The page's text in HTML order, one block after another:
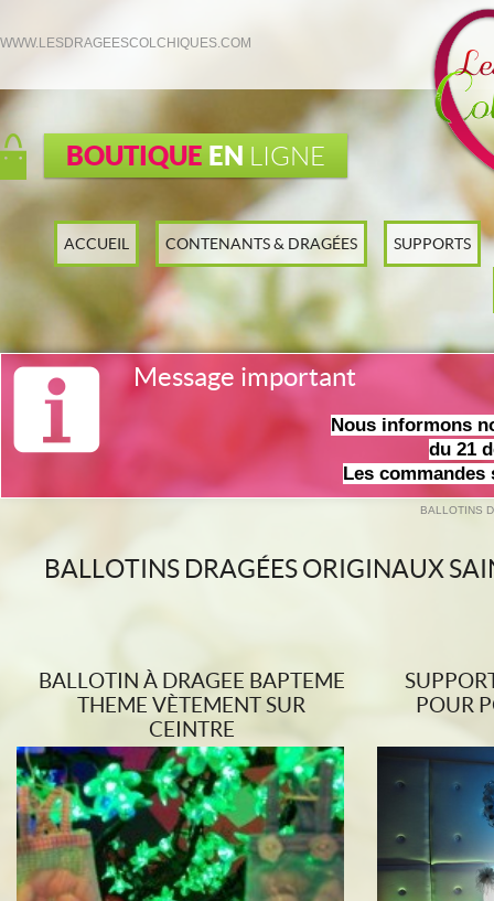
WWW.LESDRAGEESCOLCHIQUES.COM
BOUTIQUE EN LIGNE
ACCUEIL CONTENANTS & DRAGÉES SUPPORTS
Message important
Nous informons
du 21
Les commandes
BALLOTINS
BALLOTINS DRAGÉES ORIGINAUX
BALLOTIN À DRAGEE BAPTEME
THEME VÈTEMENT SUR
CEINTRE
POUR